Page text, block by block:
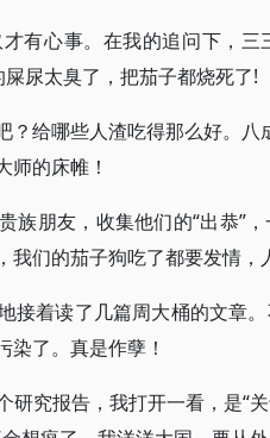
有心事。在我的追问下，
尿太臭了，把茄子都烧死了!
？给哪些人渣吃得那么好。
师的床帷！
族朋友，收集他们的“出恭”
们的茄子狗吃了都要发情，
接着读了几篇周大桶的文章
了。真是作孽！
研究报告，我打开一看，是“